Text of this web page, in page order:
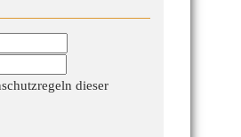
dieser